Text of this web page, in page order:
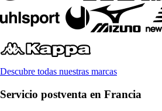
Descubre todas nuestras marcas
Servicio postventa en Francia